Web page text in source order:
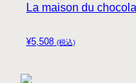
¥5,508 (税込)
La maison du